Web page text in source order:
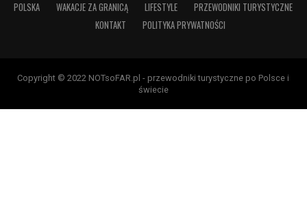
POLSKA WAKACJE ZA GRANICĄ LIFESTYLE
PRZEWODNIKI TURYSTYCZNE
KONTAKT
POLITYKA PRYWATNOŚCI
Copyright © 2022 NOTsoFAR.pl - przewodniki turystyczne po Polsce i
świecie